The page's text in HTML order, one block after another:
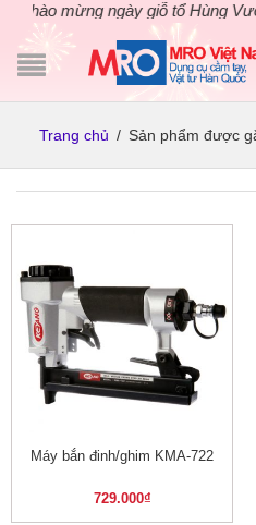
Chào mừng ngày giỗ tổ Hùng
Trang chủ / Sản phẩm được
Máy bắn đinh/ghim KMA-722
729.000₫